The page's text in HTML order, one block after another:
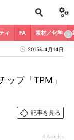
ィ FA 素材／化学
2015年4月14日
ップ「TPM」
記事を見る
4 Articles